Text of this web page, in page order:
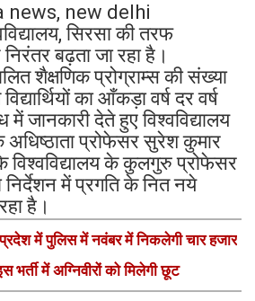
news, new delhi
सिरसा की तरफ
निरंतर बढ़ता जा रहा है।
शैक्षणिक प्रोग्राम्स की संख्या
का आँकड़ा वर्ष दर वर्ष
जानकारी देते हुए विश्वविद्यालय
अधिष्ठाता प्रोफेसर सुरेश कुमार
विश्वविद्यालय के कुलगुरु प्रोफेसर
में प्रगति के नित नये
है।
प्रदेश में पुलिस में नवंबर में निकलेगी चार हजार
भर्ती में अग्निवीरों को मिलेगी छूट